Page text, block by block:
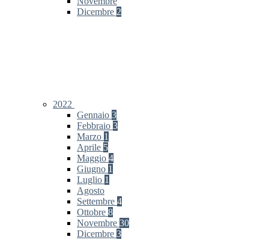
Dicembre 2
2022
Gennaio 3
Febbraio 3
Marzo 1
Aprile 5
Maggio 4
Giugno 1
Luglio 1
Agosto
Settembre 4
Ottobre 8
Novembre 30
Dicembre 3